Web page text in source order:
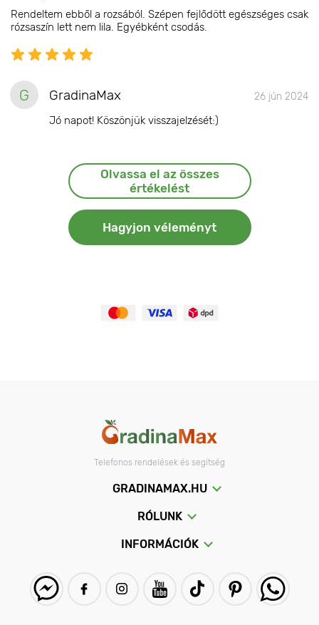
Rendeltem ebből a rozsából. Szépen fejlődött egészséges csak
rózsaszín lett nem lila. Egyébként csodás.
G GradinaMax 26 jún 2024
Jó napot! Köszönjük visszajelzését:)
Olvassa el az összes
értékelést
Hagyjon véleményt
Telefonos rendelések és segítség
GRADINAMAX.HU
RÓLUNK
INFORMÁCIÓK